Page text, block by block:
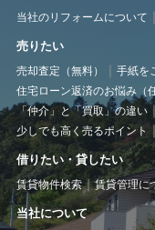
当社のリフォームについて
売りたい
売却査定（無料） 手紙を
住宅ローン返済のお悩み（
「仲介」と「買取」の違い
少しでも高く売るポイント
借りたい・貸したい
賃貸物件検索 賃貸管理に
当社について